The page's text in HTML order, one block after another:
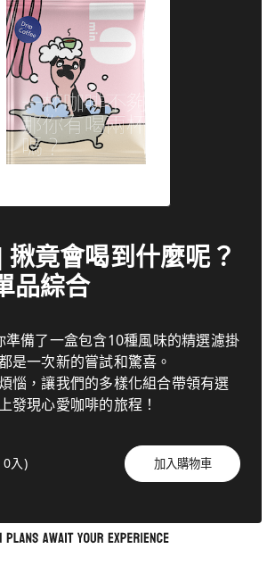
竟會喝到什麼呢？
品綜合
準備了一盒包含10種風味的精選濾掛
是一次新的嘗試和驚喜。
惱，讓我們的多樣化組合帶領有選
發現心愛咖啡的旅程！
入) 加入購物車